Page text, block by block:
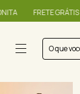
A PARTIR DE R$399